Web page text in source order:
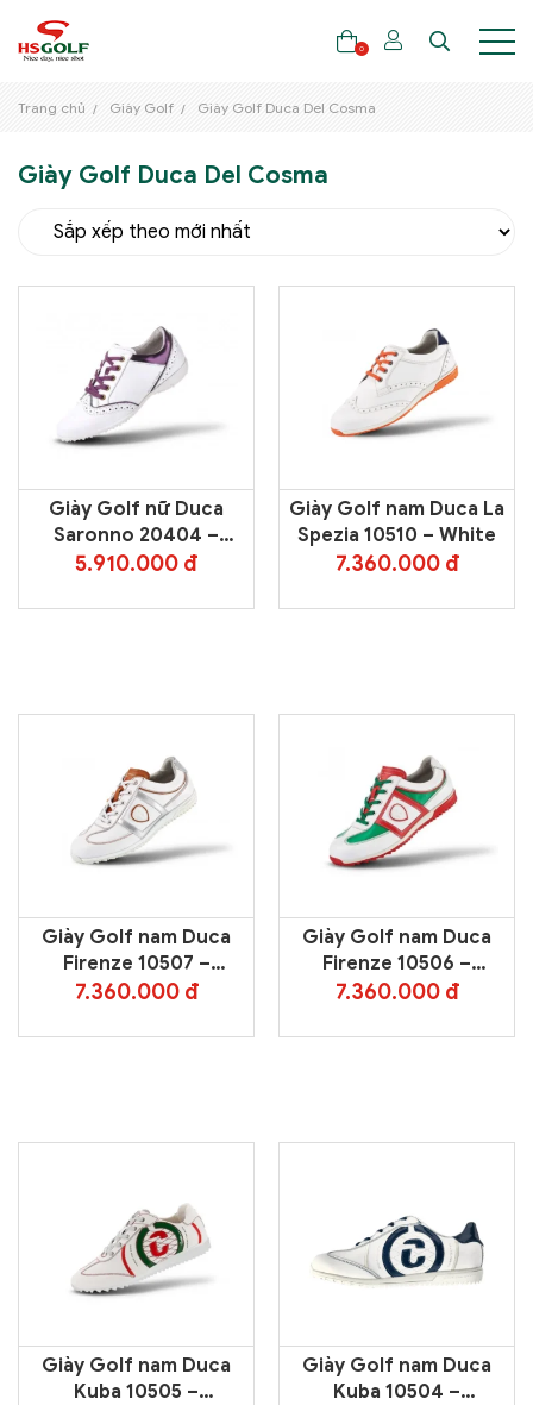
THƯƠNG HIỆU
GẬY GOLF
THỜI TRANG GOLF
TÚI GOLF
PHỤ KIỆN GOLF
ĐẠI SỨ THƯƠNG HIỆU
0
Trang chủ Giày Golf Giày Golf Duca Del Cosma
Giày Golf Duca Del Cosma
Giày Golf nữ Duca
Saronno 20404 –
White/Purple
5.910.000 đ
Giày Golf nam Duca La
Spezia 10510 – White
7.360.000 đ
Giày Golf nam Duca
Firenze 10507 –
White/Silver/Cognac
7.360.000 đ
Giày Golf nam Duca
Firenze 10506 –
White/Green/Red
7.360.000 đ
Giày Golf nam Duca
Kuba 10505 –
Giày Golf nam Duca
Kuba 10504 –